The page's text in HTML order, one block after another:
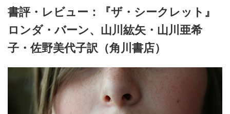
書評・レビュー：『ザ・シークレット』
ロンダ・バーン、山川紘矢・山川亜希
子・佐野美代子訳（角川書店）